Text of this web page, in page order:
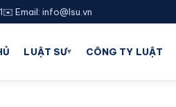
✉️ Email: info@lsu.vn
LUẬT SƯ▾ CÔNG TY LUẬT